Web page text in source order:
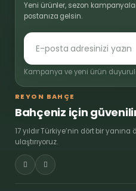
Yeni ürünler, sezon
postanıza gelsin.
Kampanya ve yeni ürün
REYON BAHÇE
Bahçeniz için
17 yıldır Türkiye’nin dört bir
ulaştırıyoruz.